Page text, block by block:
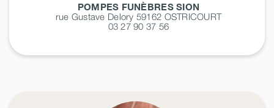
POMPES FUNÈBRES SION
rue Gustave Delory 59162 OSTRICOURT
03 27 90 37 56